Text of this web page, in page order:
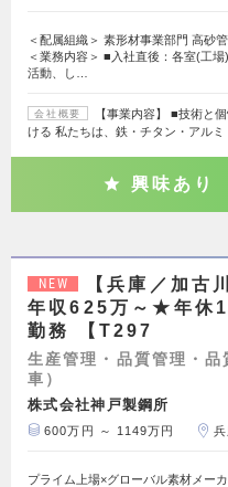
＜配属組織＞ 素形材事業部門 高砂
＜業務内容＞ ■入社直後：各室(工
活動、し…
会社概要
【事業内容】 ■技術と
ける 私たちは、鉄・チタン・アル
興味あり
NEW
【兵庫／加古
年収625万～★年休
勤務 【T297
生産管理・品質管理・
車）
株式会社神戸製鋼所
600万円 ～ 1149万円
プライム上場×グローバル素材メー